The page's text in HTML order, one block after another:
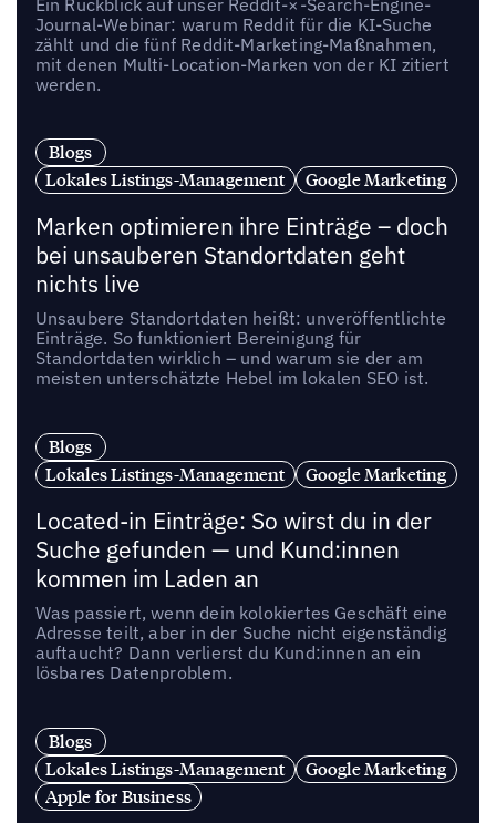
Journal-Webinar: warum Reddit für die KI-Suche
zählt und die fünf Reddit-Marketing-Maßnahmen,
mit denen Multi-Location-Marken von der KI zitiert
werden.
Blogs
Lokales Listings-Management
Google Marketing
Marken optimieren ihre Einträge – doch
bei unsauberen Standortdaten geht
nichts live
Unsaubere Standortdaten heißt: unveröffentlichte
Einträge. So funktioniert Bereinigung für
Standortdaten wirklich – und warum sie der am
meisten unterschätzte Hebel im lokalen SEO ist.
Blogs
Lokales Listings-Management
Google Marketing
Located-in Einträge: So wirst du in der
Suche gefunden — und Kund:innen
kommen im Laden an
Was passiert, wenn dein kolokiertes Geschäft eine
Adresse teilt, aber in der Suche nicht eigenständig
auftaucht? Dann verlierst du Kund:innen an ein
lösbares Datenproblem.
Blogs
Lokales Listings-Management
Google Marketing
Apple for Business